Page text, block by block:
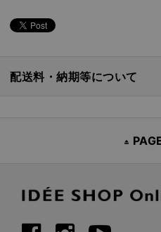
配送料・納期等について